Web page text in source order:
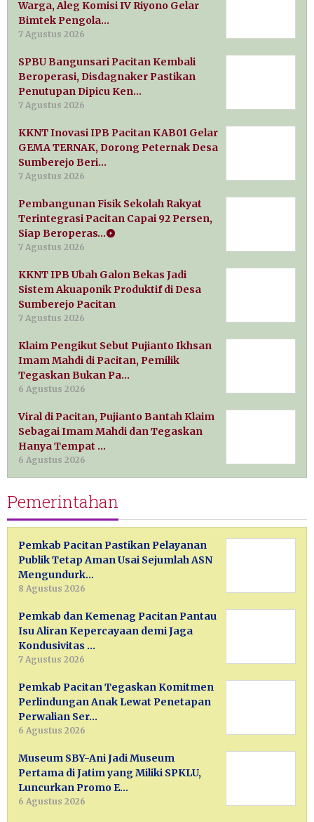
Warga, Aleg Komisi IV Riyono Gelar
Bimtek Pengola…
7 Agustus 2026
SPBU Bangunsari Pacitan Kembali
Beroperasi, Disdagnaker Pastikan
Penutupan Dipicu Ken…
7 Agustus 2026
KKNT Inovasi IPB Pacitan KAB01 Gelar
GEMA TERNAK, Dorong Peternak Desa
Sumberejo Beri…
7 Agustus 2026
Pembangunan Fisik Sekolah Rakyat
Terintegrasi Pacitan Capai 92 Persen,
Siap Beroperas…
7 Agustus 2026
KKNT IPB Ubah Galon Bekas Jadi
Sistem Akuaponik Produktif di Desa
Sumberejo Pacitan
7 Agustus 2026
Klaim Pengikut Sebut Pujianto Ikhsan
Imam Mahdi di Pacitan, Pemilik
Tegaskan Bukan Pa…
6 Agustus 2026
Viral di Pacitan, Pujianto Bantah Klaim
Sebagai Imam Mahdi dan Tegaskan
Hanya Tempat …
6 Agustus 2026
Pemerintahan
Pemkab Pacitan Pastikan Pelayanan
Publik Tetap Aman Usai Sejumlah ASN
Mengundurk…
8 Agustus 2026
Pemkab dan Kemenag Pacitan Pantau
Isu Aliran Kepercayaan demi Jaga
Kondusivitas …
7 Agustus 2026
Pemkab Pacitan Tegaskan Komitmen
Perlindungan Anak Lewat Penetapan
Perwalian Ser…
6 Agustus 2026
Museum SBY-Ani Jadi Museum
Pertama di Jatim yang Miliki SPKLU,
Luncurkan Promo E…
6 Agustus 2026